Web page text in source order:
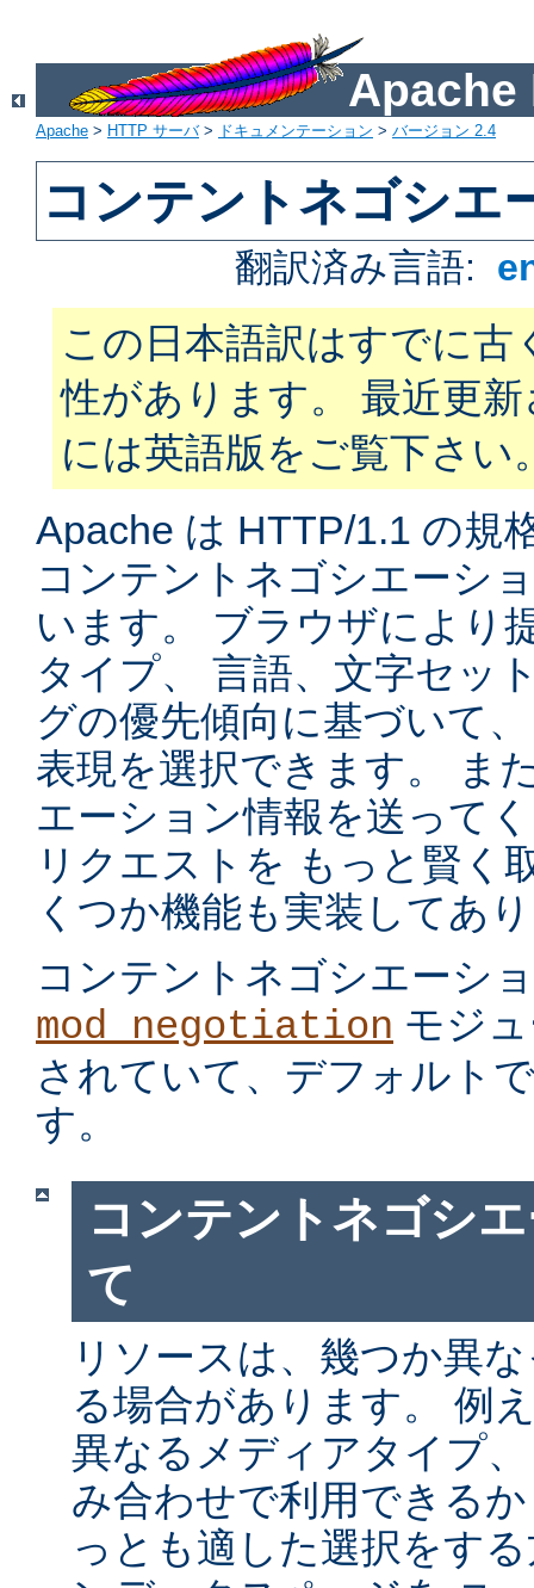
Apache
Apache > HTTP サーバ> ドキュメンテーション > バージョン 2.4
コンテントネゴシエ
翻訳済み言語:
この日本語訳はすでに古
性があります。 最近更
には英語版をご覧下さい
Apache は HTTP/1.1 の規
コンテントネゴシエーシ
います。 ブラウザにより
タイプ、 言語、文字セッ
グの優先傾向に基づいて
表現を選択できます。 ま
エーション情報を送って
リクエストを もっと賢く
くつか機能も実装してあ
コンテントネゴシエーシ
mod_negotiation モジ
されていて、デフォルト
す。
コンテントネゴシ
て
リソースは、幾つか異
る場合があります。 例
異なるメディアタイプ
み合わせで利用できる
っとも適した選択をす